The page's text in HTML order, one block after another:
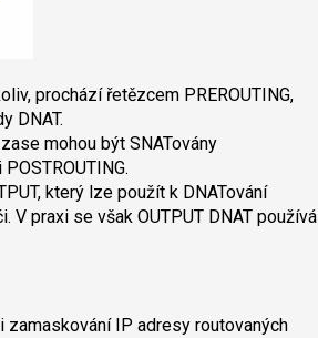
prochází řetězcem PREROUTING,
DNAT.
mohou být SNATovány
který lze použít k DNATování
praxi se však OUTPUT DNAT používá
zamaskování IP adresy routovaných